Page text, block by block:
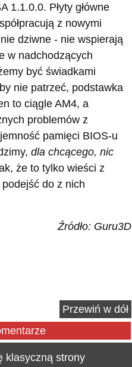
1.1.0.0. Płyty główne
z nowymi
dziwne - nie wspierają
w nadchodzących
być świadkami
nie patrzeć, podstawka
to ciągle AM4, a
problemów z
pamięci BIOS-u
dla chcącego, nic
że to tylko wieści z
do z nich
Źródło: Guru3D
Przewiń w dół
klasyczną strony